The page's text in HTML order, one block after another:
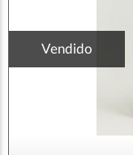
Vendido